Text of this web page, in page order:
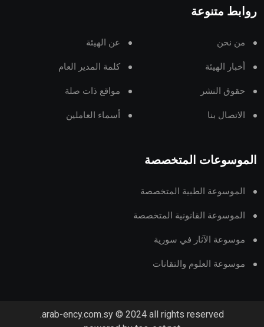
روابط متنوعة
من نحن عن الهيئة
أخبار الهيئة كلمة المدير العام
حقوق النشر مواقع ذات صلة
الاتصال بنا أسماء العاملين
الموسوعات المتخصصة
الموسوعة الطبية المتخصصة
الموسوعة القانونية المتخصصة
موسوعة الآثار في سورية
موسوعة العلوم والتقانات
arab-ency.com.sy © 2024 all rights reserved.